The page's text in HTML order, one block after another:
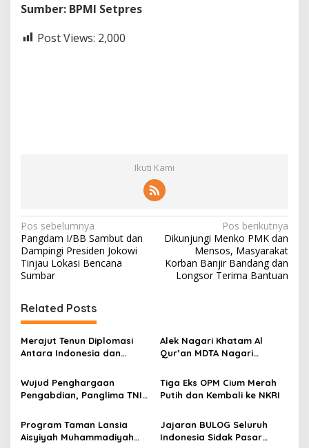
Sumber: BPMI Setpres
Post Views: 2,000
Ikuti Kami
N
a
v
g
a
s
p
o
s
Pos sebelumnya
Pangdam I/BB Sambut dan
Dampingi Presiden Jokowi
Tinjau Lokasi Bencana
Sumbar
Pos berikutnya
Dikunjungi Menko PMK dan
Mensos, Masyarakat
Korban Banjir Bandang dan
Longsor Terima Bantuan
Related Posts
Merajut Tenun Diplomasi
Antara Indonesia dan
Alek Nagari Khatam Al
Qur’an MDTA Nagari
Wujud Penghargaan
Pengabdian, Panglima TNI
Ratusan Prajurit dan ASN
TNI
Tiga Eks OPM Cium Merah
Putih dan Kembali ke NKRI
Program Taman Lansia
Aisyiyah Muhammadiyah
Jajaran BULOG Seluruh
Indonesia Sidak Pasar